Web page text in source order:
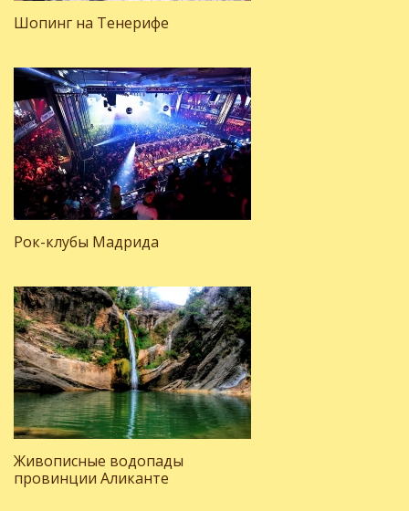
Шопинг на Тенерифе
Рок-клубы Мадрида
Живописные водопады
провинции Аликанте